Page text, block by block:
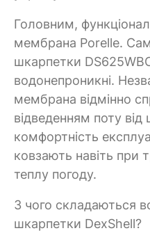
Головним,
мембрана Porelle.
шкарпетки
водонепроникні.
мембрана відмінно
відведенням поту
комфортність
ковзають навіть при
теплу погоду.
З чого складаються
шкарпетки DexShell?